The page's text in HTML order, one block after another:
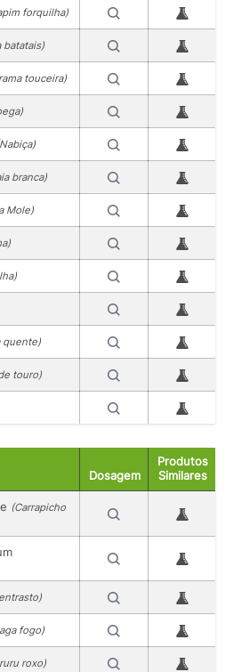
forquilha)
batatais)
touceira)
branca)
Mole)
quente)
touro)
Dosagem
Produtos
Similares
(Carrapicho
fogo)
roxo)